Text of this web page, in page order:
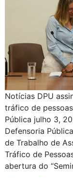
Notícias DPU
tráfico de
Pública julho 3,
Defensoria
de Trabalho de
Tráfico de
abertura do